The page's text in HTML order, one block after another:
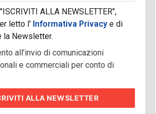
ALLA NEWSLETTER",
letto l'Informativa Privacy e di
la Newsletter.
all'invio di comunicazioni
e commerciali per conto di
ALLA NEWSLETTER